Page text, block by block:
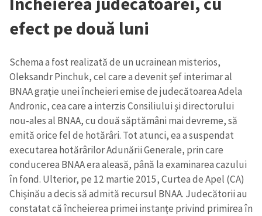
efect pe două luni
Schema a fost realizată de un ucrainean misterios,
Oleksandr Pinchuk, cel care a devenit şef interimar al
BNAA graţie unei încheieri emise de judecătoarea Adela
Andronic, cea care a interzis Consiliului şi directorului
nou-ales al BNAA, cu două săptămâni mai devreme, să
emită orice fel de hotărâri. Tot atunci, ea a suspendat
executarea hotărârilor Adunării Generale, prin care
conducerea BNAA era aleasă, până la examinarea cazului
în fond. Ulterior, pe 12 martie 2015, Curtea de Apel (CA)
Chişinău a decis să admită recursul BNAA. Judecătorii au
constatat că încheierea primei instanţe privind primirea în